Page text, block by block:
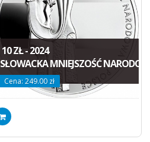
10 ZŁ - 2024
SŁOWACKA MNIEJSZOŚĆ NARODOWA
Cena: 249.00 zł